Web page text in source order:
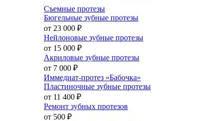
Съемные протезы
Бюгельные зубные протезы
от 23 000 ₽
Нейлоновые зубные протезы
от 15 000 ₽
Акриловые зубные протезы
от 7 000 ₽
Иммедиат-протез «Бабочка»
Пластиночные зубные протезы
от 11 400 ₽
Ремонт зубных протезов
от 500 ₽